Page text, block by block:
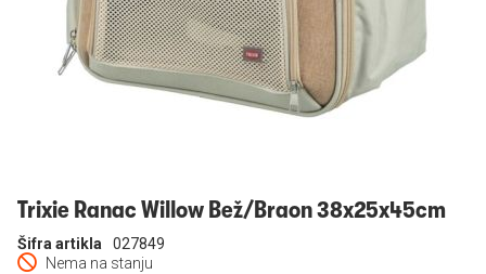
Trixie Ranac Willow Bež/Braon 38x25x45cm
Nema na stanju
Šifra artikla 027849